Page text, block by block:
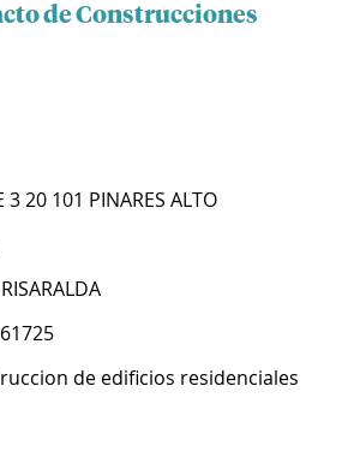
de Construcciones
3 20 101 PINARES ALTO
RISARALDA
de edificios residenciales